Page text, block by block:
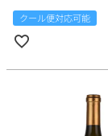
ローヌ
その他
スパー
40,000円〜
500,000円〜
お得な情報を受け取
クール便対応可能